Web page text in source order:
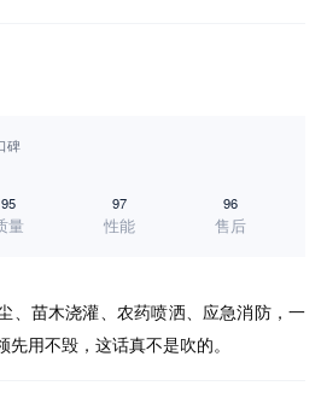
碑
95
量
97
性能
96
售后
、苗木浇灌、农药喷洒、应急消防，一
用不毁，这话真不是吹的。